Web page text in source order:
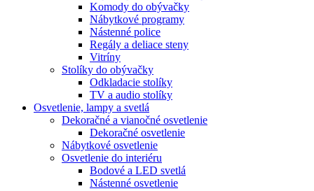
Komody do obývačky
Nábytkové programy
Nástenné police
Regály a deliace steny
Vitríny
Stolíky do obývačky
Odkladacie stolíky
TV a audio stolíky
Osvetlenie, lampy a svetlá
Dekoračné a vianočné osvetlenie
Dekoračné osvetlenie
Nábytkové osvetlenie
Osvetlenie do interiéru
Bodové a LED svetlá
Nástenné osvetlenie